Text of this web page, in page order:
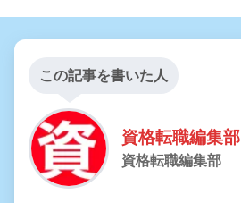
この記事を書いた人
資格転職編集部
資格転職編集部